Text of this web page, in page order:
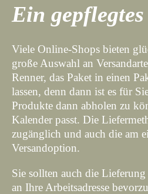
Ein
Viele Online-Shops bieten
große Auswahl an
Renner, das Paket in einen
lassen, denn dann ist es für
Produkte dann abholen zu
Kalender passt. Die
zugänglich und auch die am
Versandoption.
Sie sollten auch die
an Ihre Arbeitsadresse